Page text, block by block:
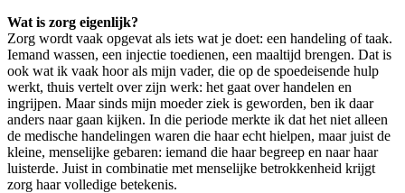
Wat is zorg eigenlijk?
Zorg wordt vaak opgevat als iets wat je doet: een handeling of taak.
Iemand wassen, een injectie toedienen, een maaltijd brengen. Dat is
ook wat ik vaak hoor als mijn vader, die op de spoedeisende hulp
werkt, thuis vertelt over zijn werk: het gaat over handelen en
ingrijpen. Maar sinds mijn moeder ziek is geworden, ben ik daar
anders naar gaan kijken. In die periode merkte ik dat het niet alleen
de medische handelingen waren die haar echt hielpen, maar juist de
kleine, menselijke gebaren: iemand die haar begreep en naar haar
luisterde. Juist in combinatie met menselijke betrokkenheid krijgt
zorg haar volledige betekenis.